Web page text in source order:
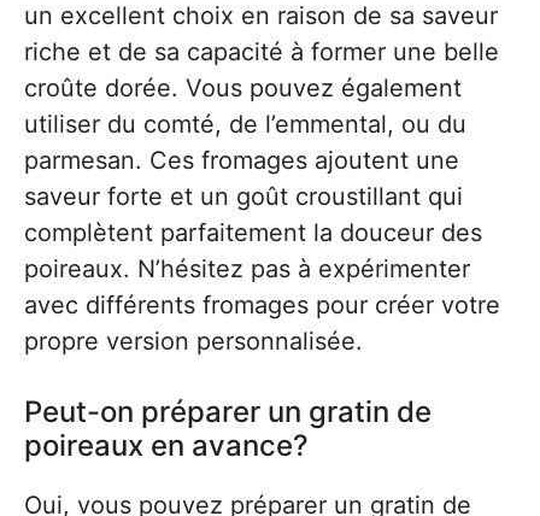
un excellent choix en raison de sa saveur
riche et de sa capacité à former une belle
croûte dorée. Vous pouvez également
utiliser du comté, de l’emmental, ou du
parmesan. Ces fromages ajoutent une
saveur forte et un goût croustillant qui
complètent parfaitement la douceur des
poireaux. N’hésitez pas à expérimenter
avec différents fromages pour créer votre
propre version personnalisée.
Peut-on préparer un gratin de
poireaux en avance?
Oui, vous pouvez préparer un gratin de